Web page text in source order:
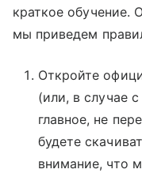
краткое обучение.
мы приведем
Откройте
(или, в случае с
главное, не
будете
внимание, что